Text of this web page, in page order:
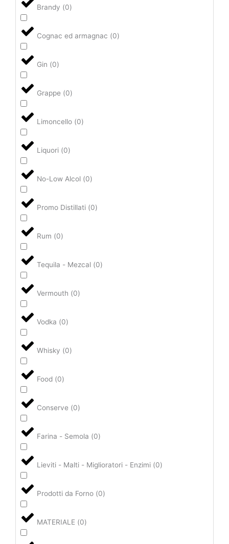
Brandy (0)
Cognac ed armagnac (0)
Gin (0)
Grappe (0)
Limoncello (0)
Liquori (0)
No-Low Alcol (0)
Promo Distillati (0)
Rum (0)
Tequila - Mezcal (0)
Vermouth (0)
Vodka (0)
Whisky (0)
Food (0)
Conserve (0)
Farina - Semola (0)
Lieviti - Malti - Miglioratori - Enzimi (0)
Prodotti da Forno (0)
MATERIALE (0)